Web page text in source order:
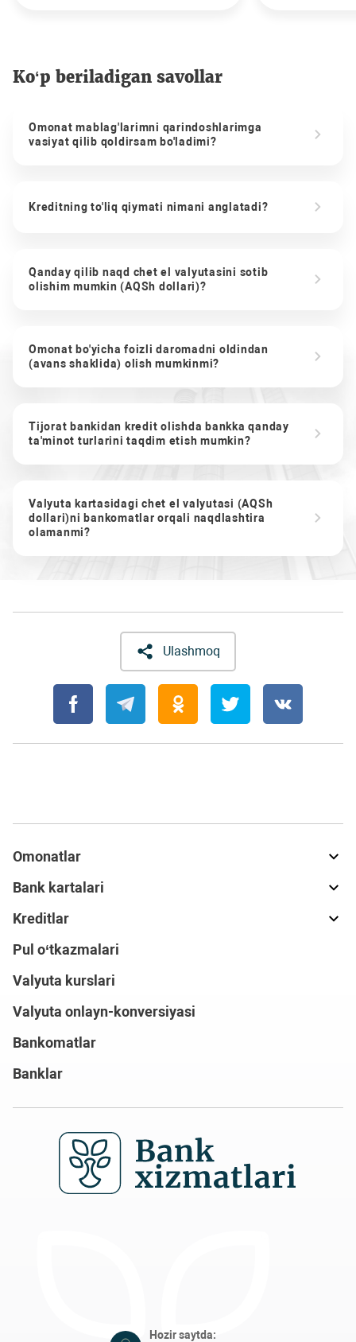
Ko‘p beriladigan savollar
Omonat mablag'larimni qarindoshlarimga
vasiyat qilib qoldirsam bo'ladimi?
Kreditning to'liq qiymati nimani anglatadi?
Qanday qilib naqd chet el valyutasini sotib
olishim mumkin (AQSh dollari)?
Omonat bo'yicha foizli daromadni oldindan
(avans shaklida) olish mumkinmi?
Tijorat bankidan kredit olishda bankka qanday
ta'minot turlarini taqdim etish mumkin?
Valyuta kartasidagi chet el valyutasi (AQSh
dollari)ni bankomatlar orqali naqdlashtira
olamanmi?
Ulashmoq
Omonatlar
Bank kartalari
Kreditlar
Pul o‘tkazmalari
Valyuta kurslari
Valyuta onlayn-konversiyasi
Bankomatlar
Banklar
ro'yhatdan o'tganlar - 0